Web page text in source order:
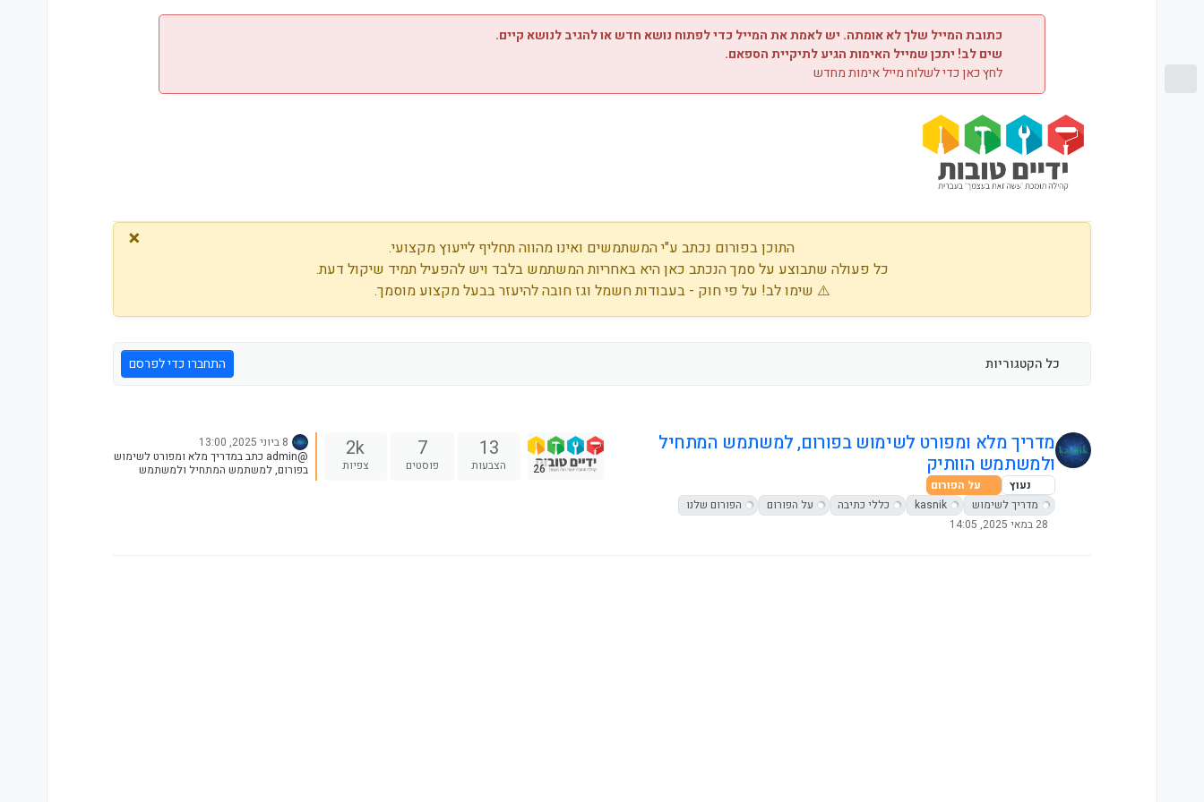
כתובת המייל שלך לא אומתה. יש לאמת את המייל כדי לפתוח נושא חדש או להגיב לנושא קיים.
שים לב! יתכן שמייל האימות הגיע לתיקיית הספאם.
לחץ כאן כדי לשלוח מייל אימות מחדש
×
התוכן בפורום נכתב ע"י המשתמשים ואינו מהווה תחליף לייעוץ מקצועי.
כל פעולה שתבוצע על סמך הנכתב כאן היא באחריות המשתמש בלבד ויש להפעיל תמיד שיקול דעת.
⚠️ שימו לב! על פי חוק - בעבודות חשמל וגז חובה להיעזר בבעל מקצוע מוסמך.
כל הקטגוריות התחברו כדי לפרסם
מדריך מלא ומפורט לשימוש בפורום, למשתמש המתחיל
ולמשתמש הוותיק
נעוץ
על הפורום
מדריך לשימוש
kasnik כללי כתיבה על הפורום
הפורום שלנו
28 במאי 2025, 14:05
26
13
הצבעות
7
פוסטים
2k
צפיות
8 ביוני 2025, 13:00
@admin כתב במדריך מלא ומפורט לשימוש
בפורום, למשתמש המתחיל ולמשתמש